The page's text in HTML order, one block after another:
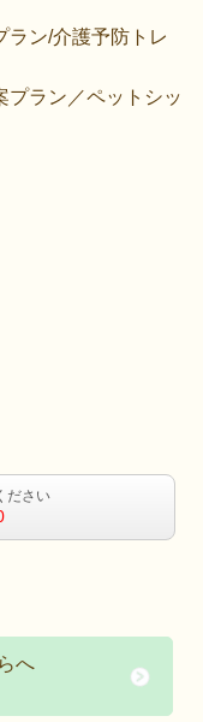
ラン/介護予防トレ
プラン／ペットシッ
ださい
へ